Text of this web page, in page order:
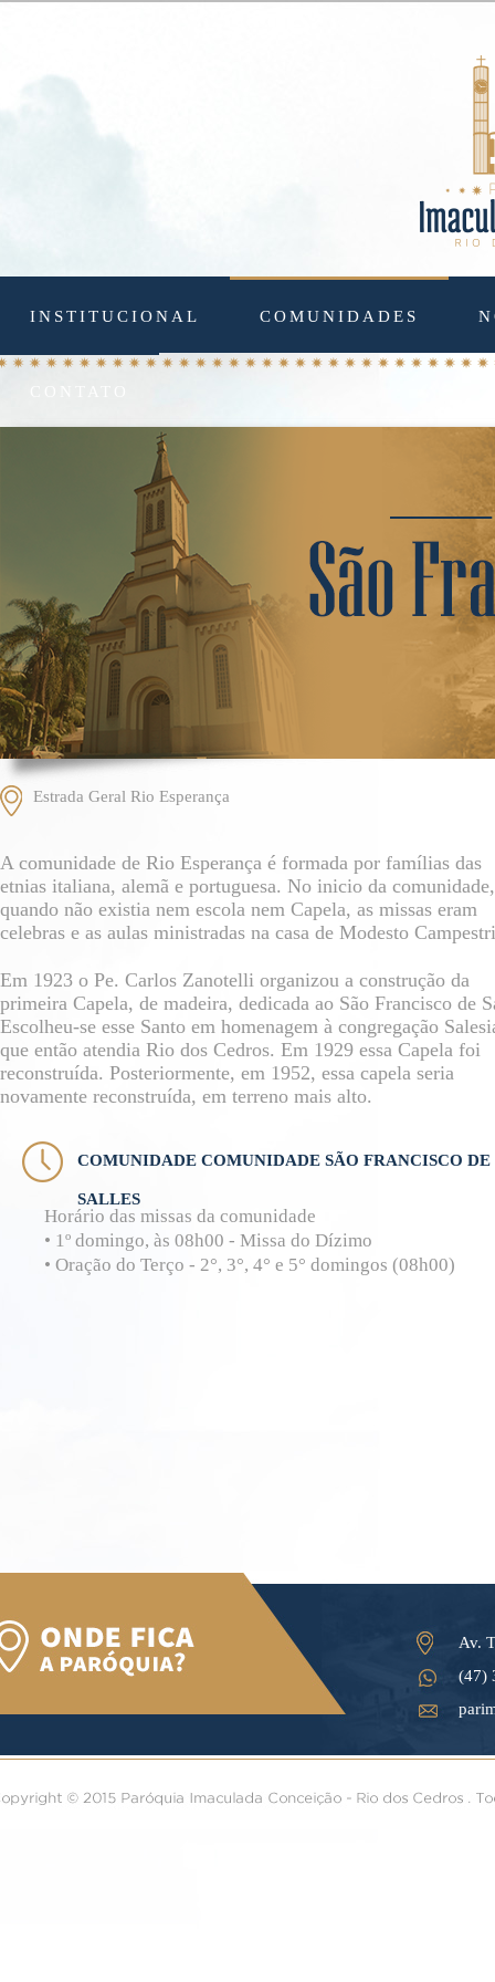
INSTITUCIONAL COMUNIDADES
Estrada Geral Rio Esperança
A comunidade de Rio Esperança é formada por famílias das
etnias italiana, alemã e portuguesa. No inicio da comunidade,
quando não existia nem escola nem Capela, as missas eram
celebras e as aulas ministradas na casa de Modesto
Em 1923 o Pe. Carlos Zanotelli organizou a construção da
primeira Capela, de madeira, dedicada ao São Francisco de
Escolheu-se esse Santo em homenagem à congregação
que então atendia Rio dos Cedros. Em 1929 essa Capela foi
reconstruída. Posteriormente, em 1952, essa capela seria
novamente reconstruída, em terreno mais alto.
COMUNIDADE COMUNIDADE SÃO FRANCISCO DE
SALLES
Horário das missas da comunidade
• 1º domingo, às 08h00 - Missa do Dízimo
• Oração do Terço - 2°, 3°, 4° e 5° domingos (08h00)
Av.
(47)